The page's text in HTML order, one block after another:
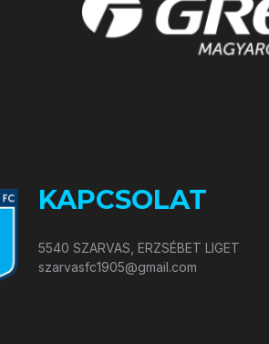
KAPCSOLAT
5540 SZARVAS, ERZSÉBET LIGET
szarvasfc1905@gmail.com